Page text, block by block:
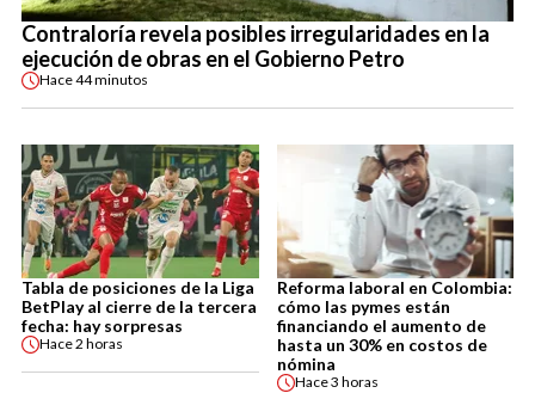
Contraloría revela posibles irregularidades en la
ejecución de obras en el Gobierno Petro
Hace44 minutos
Tabla de posiciones de la Liga
BetPlay al cierre de la tercera
fecha: hay sorpresas
Hace2 horas
Reforma laboral en Colombia:
cómo las pymes están
financiando el aumento de
hasta un 30% en costos de
nómina
Hace3 horas